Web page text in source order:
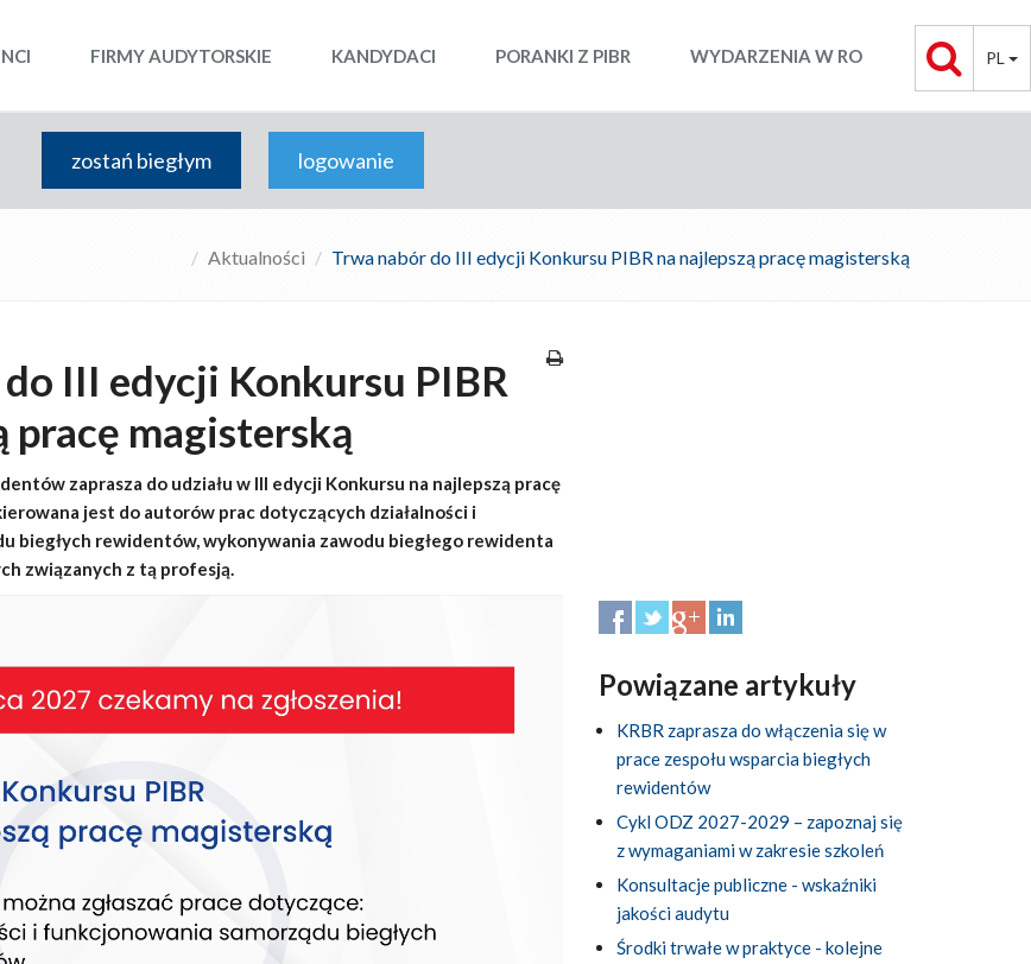
PL
FIRMY AUDYTORSKIE KANDYDACI PORANKI Z PIBR WYDARZENIA W RO
zostań biegłym logowanie
Aktualności Trwa nabór do III edycji Konkursu PIBR na najlepszą pracę magisterską
III edycji Konkursu PIBR
pracę magisterską
zaprasza do udziału w III edycji Konkursu na najlepszą pracę
jest do autorów prac dotyczących działalności i
biegłych rewidentów, wykonywania zawodu biegłego rewidenta
związanych z tą profesją.
Powiązane artykuły
KRBR zaprasza do włączenia się w
prace zespołu wsparcia biegłych
rewidentów
Cykl ODZ 2027-2029 – zapoznaj się
z wymaganiami w zakresie szkoleń
Konsultacje publiczne - wskaźniki
jakości audytu
Środki trwałe w praktyce - kolejne